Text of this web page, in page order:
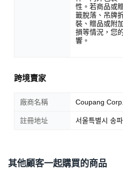
性。若商品或
籤脫落、吊牌
裝、贈品或附
損等情況，您
響。
跨境賣家
廠商名稱 Coupang Corp.
註冊地址 서울특별시 송
其他顧客一起購買的商品